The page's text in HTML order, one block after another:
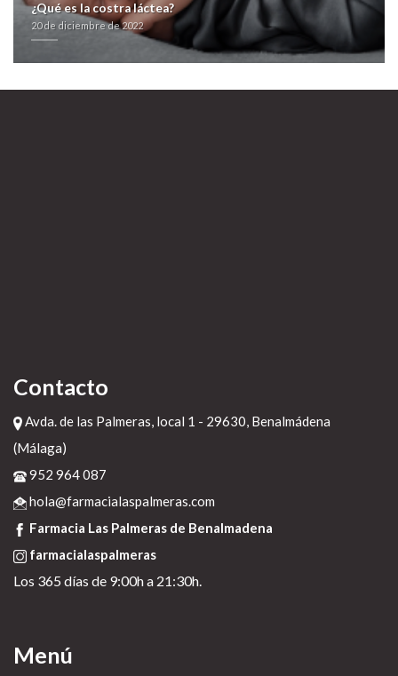
¿Qué es la costra láctea?
20 de diciembre de 2022
Contacto
Avda. de las Palmeras, local 1 - 29630, Benalmádena
(Málaga)
952 964 087
hola@farmacialaspalmeras.com
Farmacia Las Palmeras de Benalmadena
farmacialaspalmeras
Los 365 días de 9:00h a 21:30h.
Menú